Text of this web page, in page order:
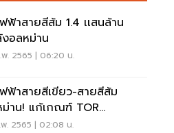
ฟ้าสายสีส้ม 1.4 เเสนล้าน
อลหม่าน
พ. 2565 | 06:20 น.
ฟ้าสายสีเขียว-สายสีส้ม
าน! แก้เกณฑ์ TOR
คมนาคม"
พ. 2565 | 02:08 น.